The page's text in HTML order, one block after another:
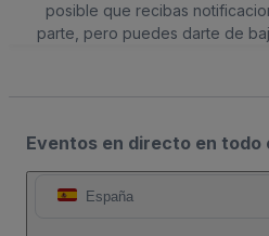
posible que recibas
parte, pero puedes darte de
Eventos en directo en todo
España